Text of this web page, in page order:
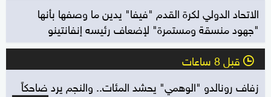
الاتحاد الدولي لكرة القدم "فيفا" يدين ما وصفها بأنها
"جهود منسقة ومستمرة" لإضعاف رئيسه إنفانتينو
l قبل 8 ساعات
زفاف رونالدو "الوهمي" يحشد المئات.. والنجم يرد ضاحكاً